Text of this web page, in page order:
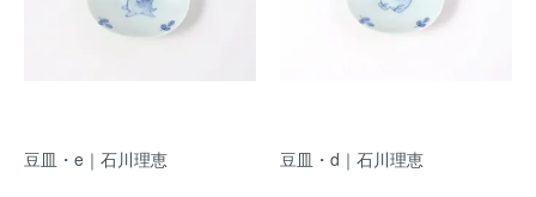
豆皿・e｜石川理恵
豆皿・d｜石川理恵